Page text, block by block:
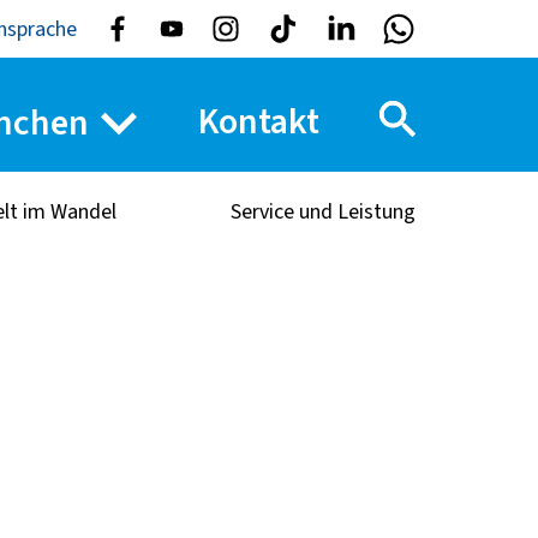
Kontakt
im Wandel Service und Leistung